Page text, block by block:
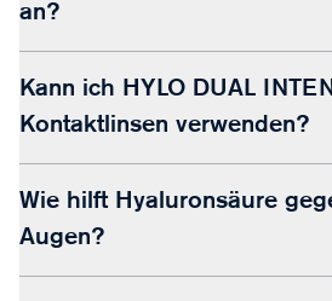
an?
Kann ich HYLO DUAL
Kontaktlinsen verwenden?
Wie hilft Hyaluronsäure
Augen?